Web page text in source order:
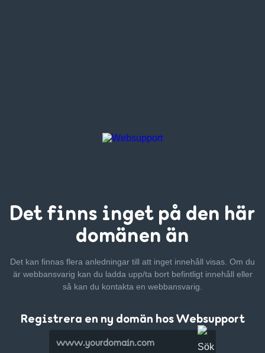
Det finns inget på den här
domänen än
Det kan finnas flera anledningar till att inget innehåll visas. Om du
är webbansvarig kan du ladda upp/ta bort befintligt innehåll eller
så kan du kontakta en webbansvarig.
Registrera en ny domän hos Websupport